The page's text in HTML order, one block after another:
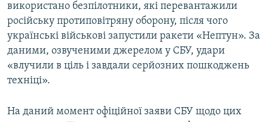
використано безпілотники, які перевантажили
російську протиповітряну оборону, після чого
українські військові запустили ракети «Нептун». За
даними, озвученими джерелом у СБУ, удари
«влучили в ціль і завдали серйозних пошкоджень
техніці».
На даний момент офіційної заяви СБУ щодо цих